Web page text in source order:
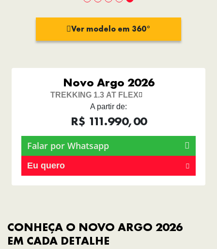
Ver modelo em 360°
Novo Argo 2026
TREKKING 1.3 AT FLEX
A partir de:
R$ 111.990,00
Falar por Whatsapp
Eu quero
CONHEÇA O NOVO ARGO 2026
EM CADA DETALHE